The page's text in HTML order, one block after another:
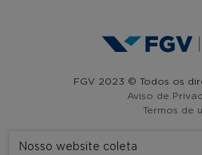
FGV 2023 © Todos os
Aviso de
Termos de
Nosso website coleta